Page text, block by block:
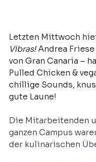
Letzten Mittwoch
Vibras! Andrea
von Gran Canaria –
Pulled Chicken &
chillige Sounds,
gute Laune!
Die Mitarbeitenden
ganzen Campus
der kulinarischen